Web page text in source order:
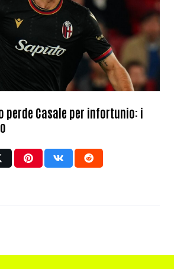
perde Casale per infortunio: i